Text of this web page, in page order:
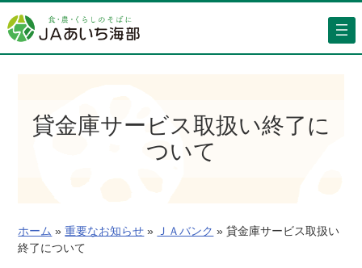
容
を
貸金庫サービス取扱い終了に
ついて
ホーム » 重要なお知らせ » ＪＡバンク » 貸金庫サービス取扱い
終了について